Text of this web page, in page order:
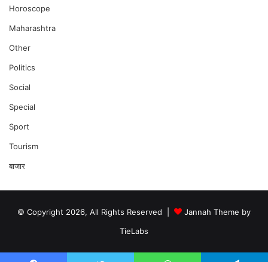
Horoscope
Maharashtra
Other
Politics
Social
Special
Sport
Tourism
बाजार
© Copyright 2026, All Rights Reserved |
Jannah Theme by
TieLabs